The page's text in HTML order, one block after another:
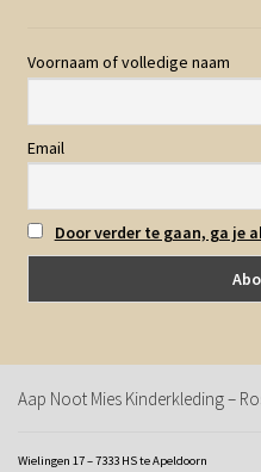
Voornaam of volledige naam
Email
Door verder te gaan, ga je
Aap Noot Mies Kinderkleding –
Wielingen 17 – 7333 HS te Apeldoorn